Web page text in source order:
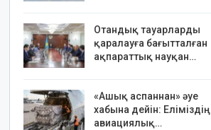
Отандық тауарларды
қаралауға бағытталған
ақпараттық науқан…
«Ашық аспаннан» әуе
хабына дейін: Еліміздің
авиациялық…